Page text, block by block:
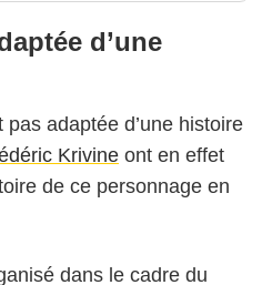
d’une
pas adaptée d’une histoire
Krivine ont en effet
de ce personnage en
dans le cadre du